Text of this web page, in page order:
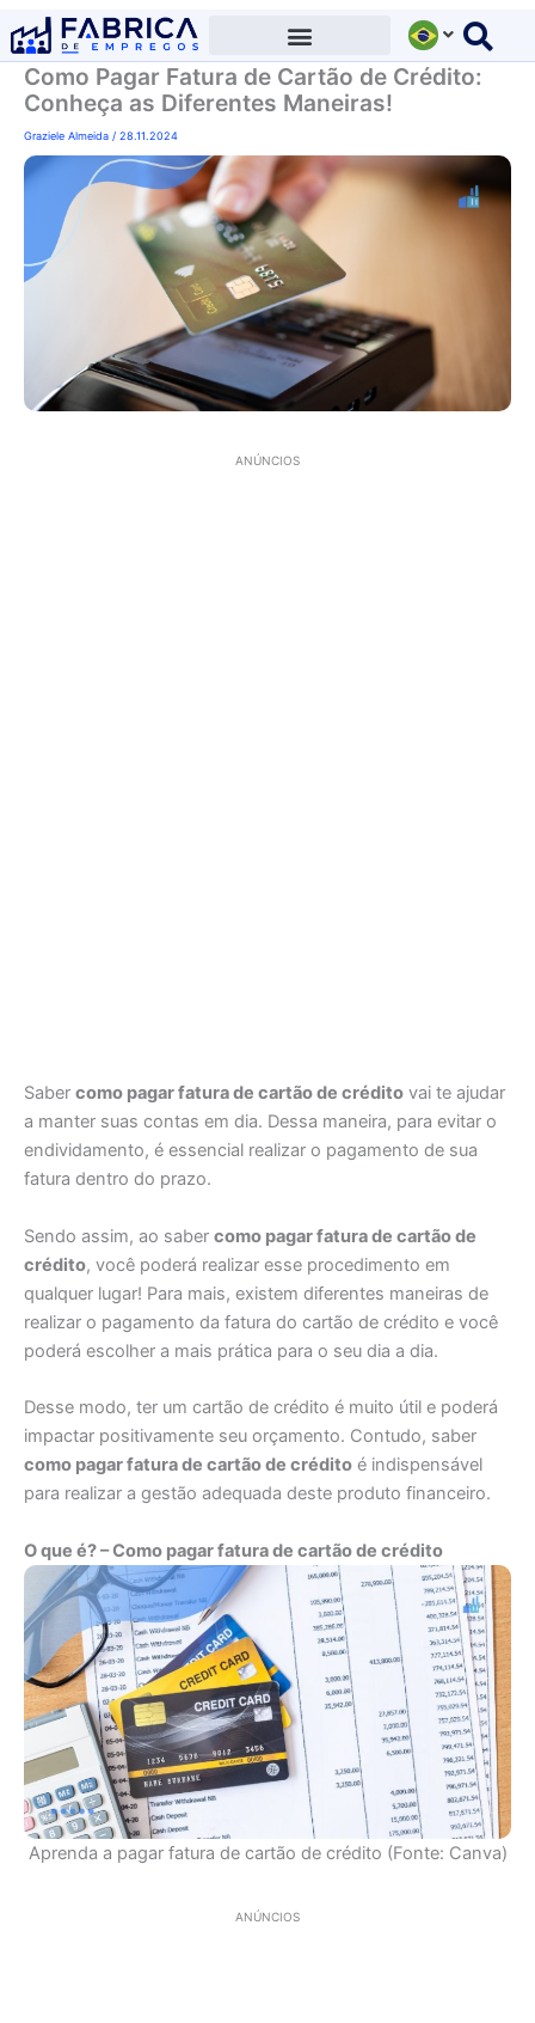
para
conteúdo
Como Pagar Fatura de Cartão de Crédito:
Conheça as Diferentes Maneiras!
Graziele Almeida / 28.11.2024
ANÚNCIOS
Saber como pagar fatura de cartão de crédito vai te ajudar
a manter suas contas em dia. Dessa maneira, para evitar o
endividamento, é essencial realizar o pagamento de sua
fatura dentro do prazo.
Sendo assim, ao saber como pagar fatura de cartão de
crédito, você poderá realizar esse procedimento em
qualquer lugar! Para mais, existem diferentes maneiras de
realizar o pagamento da fatura do cartão de crédito e você
poderá escolher a mais prática para o seu dia a dia.
Desse modo, ter um cartão de crédito é muito útil e poderá
impactar positivamente seu orçamento. Contudo, saber
como pagar fatura de cartão de crédito é indispensável
para realizar a gestão adequada deste produto financeiro.
O que é? – Como pagar fatura de cartão de crédito
Aprenda a pagar fatura de cartão de crédito (Fonte: Canva)
ANÚNCIOS